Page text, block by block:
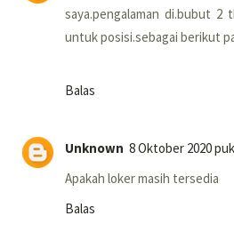
saya.pengalaman di.bubut 2
untuk posisi.sebagai berikut
Balas
Unknown 8 Oktober 2020
Apakah loker masih tersedia
Balas